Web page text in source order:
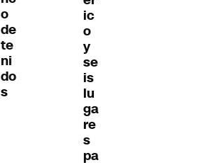
o
de
te
ni
do
s
ic
o
y
se
is
lu
ga
re
s
pa